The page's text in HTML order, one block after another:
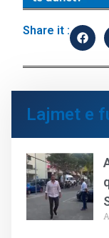
Share it :
Lajmet e